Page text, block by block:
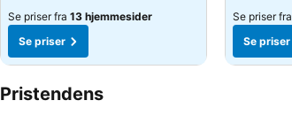
Se priser fra 13 hjemmesider
Se priser
Se priser fra
Se priser
Pristendens